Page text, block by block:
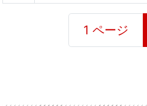
1 ページ